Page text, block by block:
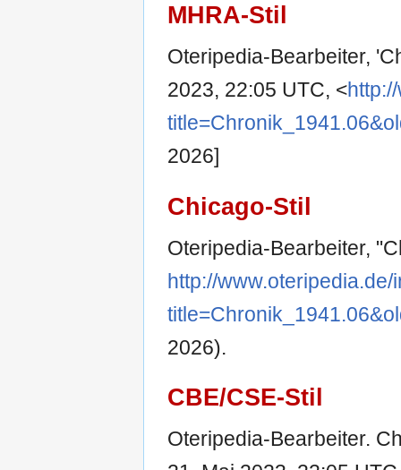
MHRA-Stil
Oteripedia-Bearbeiter,
2023, 22:05 UTC, <
2026]
Chicago-Stil
Oteripedia-Bearbeiter,
http://www.oteripedia.de/
2026).
CBE/CSE-Stil
Oteripedia-Bearbeiter.